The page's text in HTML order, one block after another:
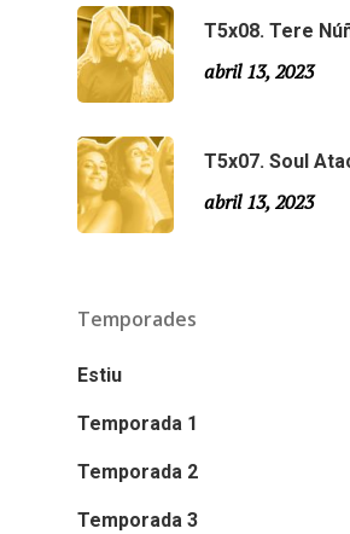
T5x08. Tere
abril 13, 2023
T5x07. Soul
abril 13, 2023
Temporades
Estiu
Temporada 1
Temporada 2
Temporada 3